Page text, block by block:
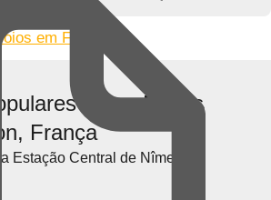
em França »
sobre Nimes
França
Estação Central de Nîmes